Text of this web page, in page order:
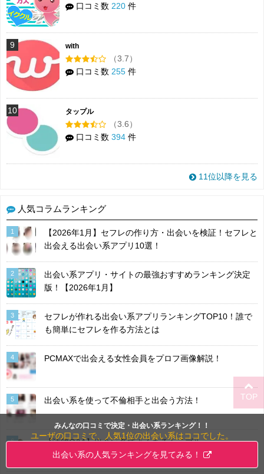
口コミ数 220 件
9 with
（3.7）
口コミ数 255 件
10 タップル
（3.6）
口コミ数 394 件
11位以降を見る
人気コラムランキング
1
【2026年1月】セフレの作り方・出会いを検証！セフレと
出会える出会い系アプリ10選！
2
出会い系アプリ・サイトの最強おすすめランキング決定
版！【2026年1月】
3
セフレが作れる出会い系アプリランキングTOP10！誰で
も簡単にセフレを作る方法とは
4 PCMAXで出会える女性会員をプロフ画像解説！
5 出会い系を使って不倫相手と出会う方法！
6 【法律Q&A】出会い系でよくあるトラブル
TOP
みんなの口コミで決定・出会い系ランキング！！
ユーザの口コミで、人気1位の出会い系はココでした。
出会い系の人気ランキングを見てみる！